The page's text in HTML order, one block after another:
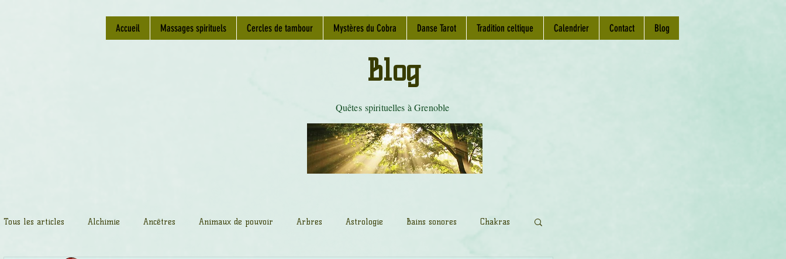
Accueil Massages spirituels Cercles de tambour Mystères du Cobra Danse Tarot Tradition celtique Calendrier Contact Blog
Quêtes spirituelles à Grenoble
Blog
Tous les articles Alchimie Ancêtres Animaux de pouvoir Arbres Astrologie Bains sonores Chakras